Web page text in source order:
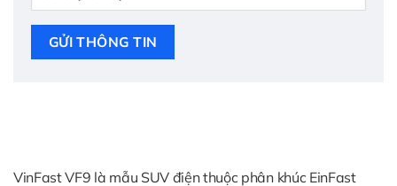
GỬI THÔNG TIN
VinFast VF9 là mẫu SUV điện thuộc phân khúc EinFast